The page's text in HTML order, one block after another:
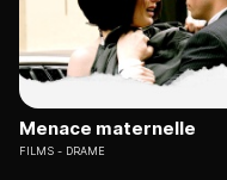
Menace maternelle
FILMS DRAME